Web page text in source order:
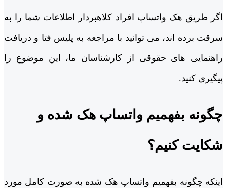
اگر طریق هک واتساپ افراد کلاهبردار اطلاعات شما را به
سرقت برده ‌اند، می‌ توانید با مراجعه به پلیس فتا و دریافت
راهنمایی ‌های حقوقی از کارشناسان ما، این موضوع را
پیگیری کنید.
چگونه بفهمیم واتساپ هک شده و
شکایت کنیم؟
اینکه چگونه بفهمیم واتساپ هک شده به صورت کامل مورد